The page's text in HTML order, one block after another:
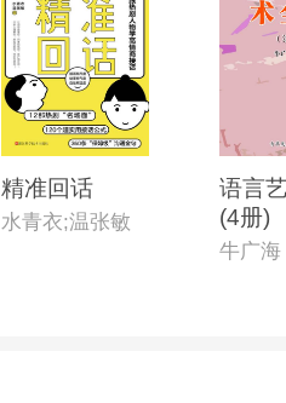
精准回话
水青衣;温张敏
语言
(4册)
牛广海